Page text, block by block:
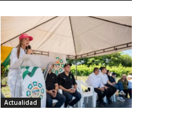
Actualidad